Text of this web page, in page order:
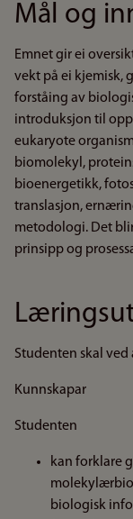
Mål og
Emnet gir ei
vekt på ei kjemisk,
forståing av
introduksjon til
eukaryote
biomolekyl,
bioenergetikk,
translasjon,
metodologi. Det
prinsipp og
Studenten skal
Kunnskapar
Studenten
kan forklare
biologisk